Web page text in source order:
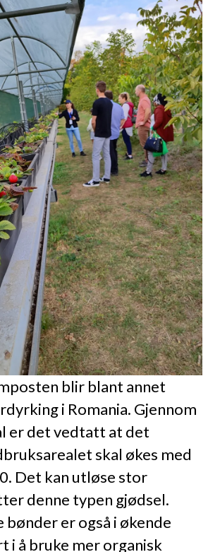
blir blant annet
i Romania. Gjennom
er det vedtatt at det
skal økes med
Det kan utløse stor
denne typen gjødsel.
bønder er også i økende
i å bruke mer organisk